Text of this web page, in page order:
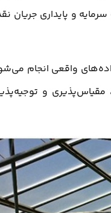
و پایداری جریان
واقعی انجام
مقیاس‌پذیری و